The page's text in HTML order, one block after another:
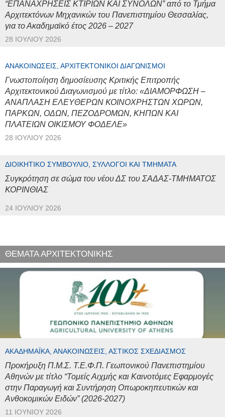
“ΕΠΑΝΑΧΡΗΣΕΙΣ ΚΤΙΡΙΩΝ ΚΑΙ ΣΥΝΟΛΩΝ” από το Τμήμα
Αρχιτεκτόνων Μηχανικών του Πανεπιστημίου Θεσσαλίας,
για το Ακαδημαϊκό έτος 2026 – 2027
28 ΙΟΥΛΊΟΥ 2026
ΑΝΑΚΟΙΝΏΣΕΙΣ, ΑΡΧΙΤΕΚΤΟΝΙΚΟΊ ΔΙΑΓΩΝΙΣΜΟΊ
Γνωστοποίηση δημοσίευσης Κριτικής Επιτροπής
Αρχιτεκτονικού Διαγωνισμού με τίτλο: «ΔΙΑΜΟΡΦΩΣΗ –
ΑΝΑΠΛΑΣΗ ΕΛΕΥΘΕΡΩΝ ΚΟΙΝΟΧΡΗΣΤΩΝ ΧΩΡΩΝ,
ΠΑΡΚΩΝ, ΟΔΩΝ, ΠΕΖΟΔΡΟΜΩΝ, ΚΗΠΩΝ ΚΑΙ
ΠΛΑΤΕΙΩΝ ΟΙΚΙΣΜΟΥ ΦΟΔΕΛΕ»
28 ΙΟΥΛΊΟΥ 2026
ΔΙΟΙΚΗΤΙΚΌ ΣΥΜΒΟΎΛΙΟ, ΣΎΛΛΟΓΟΙ ΚΑΙ ΤΜΉΜΑΤΑ
Συγκρότηση σε σώμα του νέου ΔΣ του ΣΑΔΑΣ-ΤΜΗΜΑΤΟΣ
ΚΟΡΙΝΘΙΑΣ
24 ΙΟΥΛΊΟΥ 2026
ΘΕΜΑΤΑ ΑΡΧΙΤΕΚΤΟΝΙΚΗΣ
ΑΚΑΔΗΜΑΪΚΆ, ΑΝΑΚΟΙΝΏΣΕΙΣ, ΑΣΤΙΚΌΣ ΣΧΕΔΙΑΣΜΌΣ
Προκήρυξη Π.Μ.Σ. Τ.Ε.Φ.Π. Γεωπονικού Πανεπιστημίου
Αθηνών με τίτλο “Τομείς Αιχμής και Καινοτόμες Εφαρμογές
στην Παραγωγή και Συντήρηση Οπωροκηπευτικών και
Ανθοκομικών Ειδών” (2026-2027)
11 ΙΟΥΝΊΟΥ 2026